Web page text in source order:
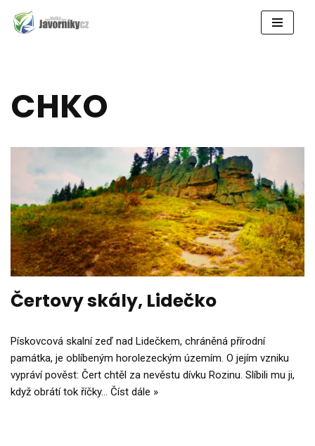
Přeskočit
CHKO
Čertovy skály, Lidečko
Pískovcová skalní zeď nad Lidečkem, chráněná přírodní
památka, je oblíbeným horolezeckým územím. O jejím vzniku
vypráví pověst: Čert chtěl za nevěstu dívku Rozinu. Slíbili mu ji,
když obrátí tok říčky… Číst dále »